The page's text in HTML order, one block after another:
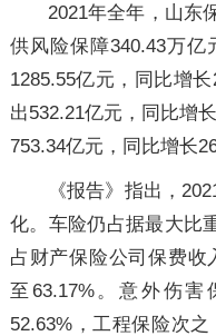
2021年全年，山东
供风险保障340.43万亿
1285.55亿元，同比增
出532.21亿元，同比增
753.34亿元，同比增长
《报告》指出，
化。车险仍占据最大比
占财产保险公司保费收
至63.17%。意外伤
52.63%，工程保险次